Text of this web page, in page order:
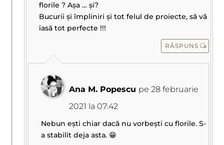
florile ? Așa … și?
Bucurii și împliniri și tot felul de proiecte, să vă
iasă tot perfecte !!!
RĂSPUNS
Ana M. Popescu pe 28 februarie
2021 la 07:42
Nebun ești chiar dacă nu vorbești cu florile. S-
a stabilit deja asta. 😁